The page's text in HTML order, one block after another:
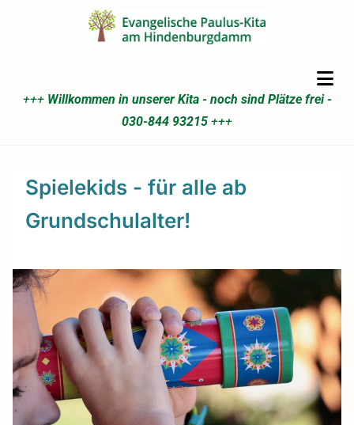
+++ Willkommen in unserer Kita - noch sind Plätze frei -
030-844 93215 +++
Spielekids - für alle ab
Grundschulalter!